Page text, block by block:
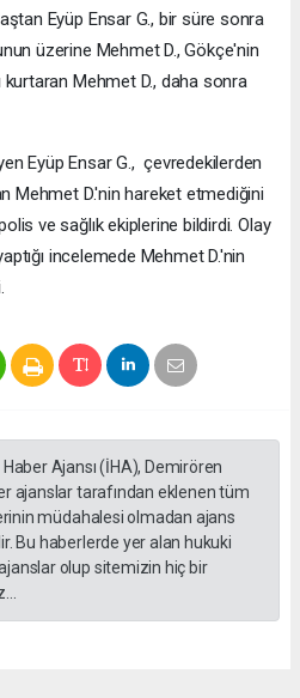
Eyüp Ensar G., bir süre sonra
üzerine Mehmet D., Gökçe'nin
kurtaran Mehmet D., daha sonra
Eyüp Ensar G., çevredekilerden
Mehmet D.'nin hareket etmediğini
ve sağlık ekiplerine bildirdi. Olay
incelemede Mehmet D.'nin
Ajansı (İHA), Demirören
ajanslar tarafından eklenen tüm
müdahalesi olmadan ajans
Bu haberlerde yer alan hukuki
olup sitemizin hiç bir